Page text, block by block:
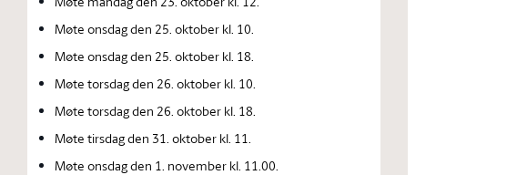
Møte onsdag den 25. oktober kl. 10.
Møte onsdag den 25. oktober kl. 18.
Møte torsdag den 26. oktober kl. 10.
Møte torsdag den 26. oktober kl. 18.
Møte tirsdag den 31. oktober kl. 11.
Møte onsdag den 1. november kl. 11.00.